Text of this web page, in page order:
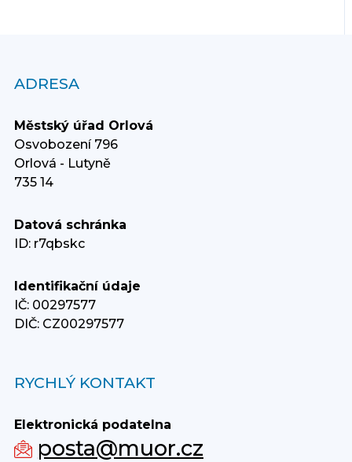
ADRESA
Městský úřad Orlová
Osvobození 796
Orlová - Lutyně
735 14
Datová schránka
ID: r7qbskc
Identifikační údaje
IČ: 00297577
DIČ: CZ00297577
RYCHLÝ KONTAKT
Elektronická podatelna
posta@muor.cz